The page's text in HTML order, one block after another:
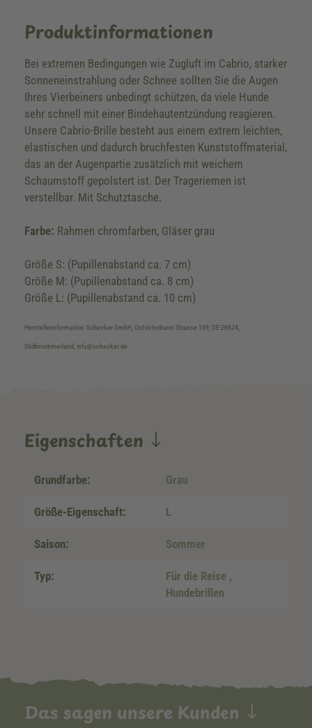
Produktinformationen
Bei extremen Bedingungen wie Zugluft im Cabrio, starker
Sonneneinstrahlung oder Schnee sollten Sie die Augen
Ihres Vierbeiners unbedingt schützen, da viele Hunde
sehr schnell mit einer Bindehautentzündung reagieren.
Unsere Cabrio-Brille besteht aus einem extrem leichten,
elastischen und dadurch bruchfesten Kunststoffmaterial,
das an der Augenpartie zusätzlich mit weichem
Schaumstoff gepolstert ist. Der Trageriemen ist
verstellbar. Mit Schutztasche.
Farbe: Rahmen chromfarben, Gläser grau
Größe S: (Pupillenabstand ca. 7 cm)
Größe M: (Pupillenabstand ca. 8 cm)
Größe L: (Pupillenabstand ca. 10 cm)
Herstellerinformation: Schecker GmbH, Ostvictorburer Strasse 109, DE-26624,
Südbrookmerland, info@schecker.de
Eigenschaften
Grundfarbe: Grau
Größe-Eigenschaft: L
Saison: Sommer
Typ: Für die Reise ,
Hundebrillen
Das sagen unsere Kunden